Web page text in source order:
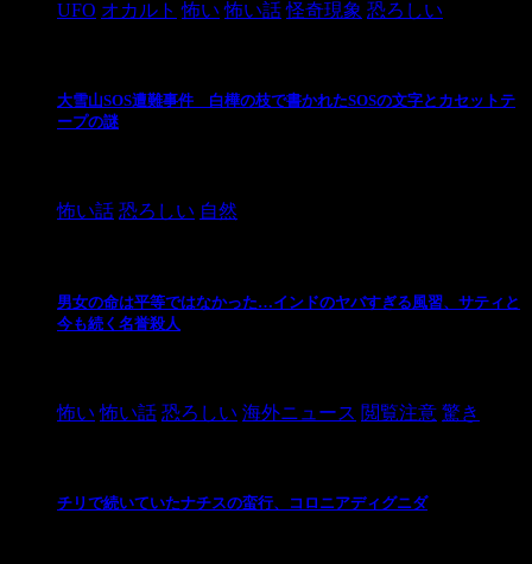
UFO オカルト 怖い 怖い話 怪奇現象 恐ろしい
大雪山SOS遭難事件 白樺の枝で書かれたSOSの文字とカセットテ
ープの謎
怖い話 恐ろしい 自然
男女の命は平等ではなかった…インドのヤバすぎる風習、サティと
今も続く名誉殺人
怖い 怖い話 恐ろしい 海外ニュース 閲覧注意 驚き
チリで続いていたナチスの蛮行、コロニアディグニダ